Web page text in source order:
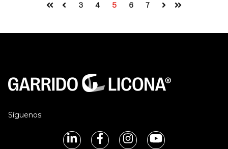
PrimeraAnterior
3 4 5 6 7
Siguiente
Última
Síguenos: